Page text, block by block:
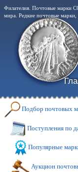
Филателия. Почтовые марки
мира. Редкие почтовые
Подбор почтовых
Поступления по
Популярные
Аукцион